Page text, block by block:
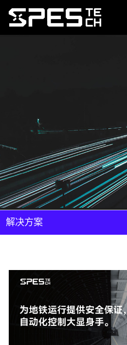
解决方案
服务支持
商务模式
新闻资讯
加入我们
解决方案